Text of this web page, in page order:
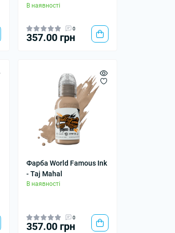
В наявності
0
357.00 грн
Фарба World Famous Ink
- Taj Mahal
В наявності
0
357.00 грн